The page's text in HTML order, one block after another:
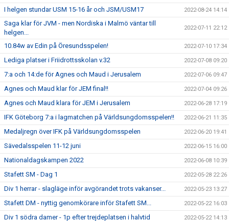
I helgen stundar USM 15-16 år och JSM/USM17 2022-08-24 14:14
Saga klar för JVM - men Nordiska i Malmö väntar till
helgen...
2022-07-11 22:12
10.84w av Edin på Öresundsspelen! 2022-07-10 17:34
Lediga platser i Friidrottsskolan v.32 2022-07-08 09:20
7:a och 14:de för Agnes och Maud i Jerusalem 2022-07-06 09:47
Agnes och Maud klar för JEM final!! 2022-07-04 09:26
Agnes och Maud klara för JEM i Jerusalem 2022-06-28 17:19
IFK Göteborg 7:a i lagmatchen på Världsungdomsspelen!! 2022-06-21 11:35
Medaljregn över IFK på Världsungdomsspelen 2022-06-20 19:41
Sävedalsspelen 11-12 juni 2022-06-15 16:00
Nationaldagskampen 2022 2022-06-08 10:39
Stafett SM - Dag 1 2022-05-28 22:26
Div 1 herrar - slagläge inför avgörandet trots vakanser... 2022-05-23 13:27
Stafett DM - nyttig genomkörare inför Stafett SM... 2022-05-22 16:03
Div 1 södra damer - 1p efter trejdeplatsen i halvtid 2022-05-22 14:13